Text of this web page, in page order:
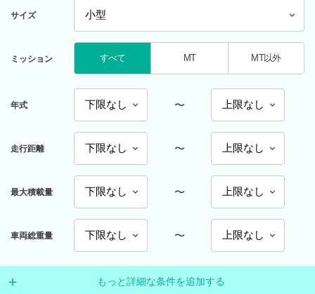
サイズ
ミッション すべて MT MT以外
年式 〜
走行距離 〜
最大積載量 〜
車両総重量 〜
もっと詳細な条件を追加する